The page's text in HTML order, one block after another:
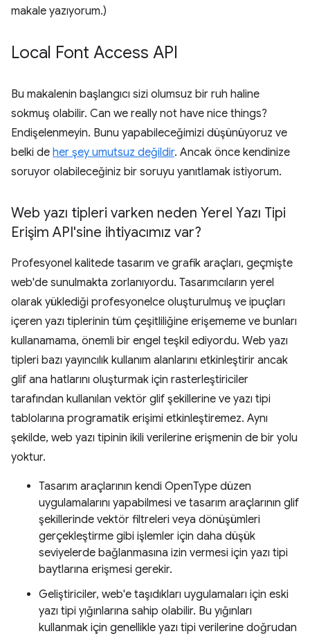
makale yazıyorum.)
Local Font Access API
Bu makalenin başlangıcı sizi olumsuz bir ruh haline
sokmuş olabilir. Can we really not have nice things?
Endişelenmeyin. Bunu yapabileceğimizi düşünüyoruz ve
belki de her şey umutsuz değildir. Ancak önce kendinize
soruyor olabileceğiniz bir soruyu yanıtlamak istiyorum.
Web yazı tipleri varken neden Yerel Yazı Tipi
Erişim API'sine ihtiyacımız var?
Profesyonel kalitede tasarım ve grafik araçları, geçmişte
web'de sunulmakta zorlanıyordu. Tasarımcıların yerel
olarak yüklediği profesyonelce oluşturulmuş ve ipuçları
içeren yazı tiplerinin tüm çeşitliliğine erişememe ve bunları
kullanamama, önemli bir engel teşkil ediyordu. Web yazı
tipleri bazı yayıncılık kullanım alanlarını etkinleştirir ancak
glif ana hatlarını oluşturmak için rasterleştiriciler
tarafından kullanılan vektör glif şekillerine ve yazı tipi
tablolarına programatik erişimi etkinleştiremez. Aynı
şekilde, web yazı tipinin ikili verilerine erişmenin de bir yolu
yoktur.
Tasarım araçlarının kendi OpenType düzen
uygulamalarını yapabilmesi ve tasarım araçlarının glif
şekillerinde vektör filtreleri veya dönüşümleri
gerçekleştirme gibi işlemler için daha düşük
seviyelerde bağlanmasına izin vermesi için yazı tipi
baytlarına erişmesi gerekir.
Geliştiriciler, web'e taşıdıkları uygulamaları için eski
yazı tipi yığınlarına sahip olabilir. Bu yığınları
kullanmak için genellikle yazı tipi verilerine doğrudan